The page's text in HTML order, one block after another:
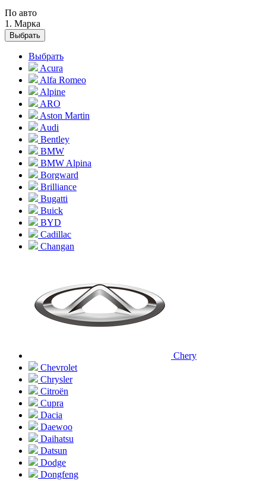
По авто
1. Марка
Выбрать
Выбрать
Acura
Alfa Romeo
Alpine
ARO
Aston Martin
Audi
Bentley
BMW
BMW Alpina
Borgward
Brilliance
Bugatti
Buick
BYD
Cadillac
Changan
Chery
Chevrolet
Chrysler
Citroën
Cupra
Dacia
Daewoo
Daihatsu
Datsun
Dodge
Dongfeng